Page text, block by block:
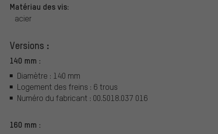
Matériau des vis:
acier
Versions :
140 mm :
Diamètre : 140 mm
Logement des freins : 6 trous
Numéro du fabricant : 00.5018.037 016
160 mm :